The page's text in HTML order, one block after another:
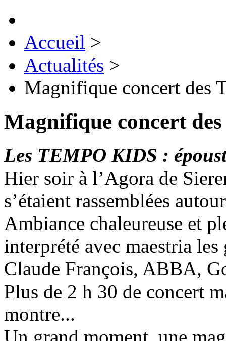
Accueil >
Actualités >
Magnifique concert des
Magnifique concert
Les TEMPO KIDS :
Hier soir à l’Agora de
s’étaient rassemblées
Ambiance chaleureuse et
interprété avec maestria
Claude François, ABBA,
Plus de 2 h 30 de concert
montre...
Un grand moment, une